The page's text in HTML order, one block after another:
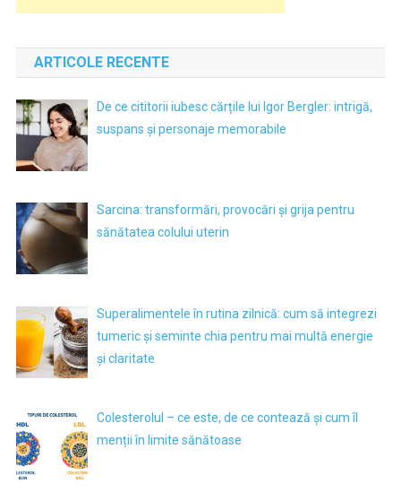
ARTICOLE RECENTE
De ce cititorii iubesc cărțile lui Igor Bergler: intrigă,
suspans și personaje memorabile
Sarcina: transformări, provocări și grija pentru
sănătatea colului uterin
Superalimentele în rutina zilnică: cum să integrezi
tumeric și seminte chia pentru mai multă energie
și claritate
Colesterolul – ce este, de ce contează și cum îl
menții în limite sănătoase